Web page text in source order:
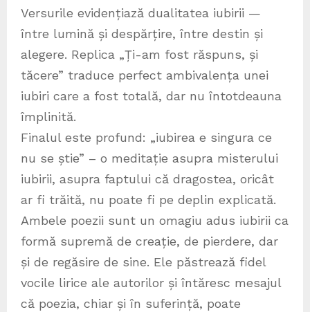
Versurile evidențiază dualitatea iubirii —
între lumină și despărțire, între destin și
alegere. Replica „Ți-am fost răspuns, și
tăcere” traduce perfect ambivalența unei
iubiri care a fost totală, dar nu întotdeauna
împlinită.
Finalul este profund: „iubirea e singura ce
nu se știe” – o meditație asupra misterului
iubirii, asupra faptului că dragostea, oricât
ar fi trăită, nu poate fi pe deplin explicată.
Ambele poezii sunt un omagiu adus iubirii ca
formă supremă de creație, de pierdere, dar
și de regăsire de sine. Ele păstrează fidel
vocile lirice ale autorilor și întăresc mesajul
că poezia, chiar și în suferință, poate